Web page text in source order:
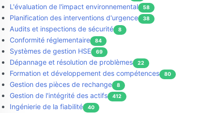
L'évaluation de l'impact environnemental 58
Planification des interventions d'urgence 38
Audits et inspections de sécurité 8
Conformité réglementaire 84
Systèmes de gestion HSE 69
Dépannage et résolution de problèmes 22
Formation et développement des compétences 80
Gestion des pièces de rechange 8
Gestion de l'intégrité des actifs 412
Ingénierie de la fiabilité 40